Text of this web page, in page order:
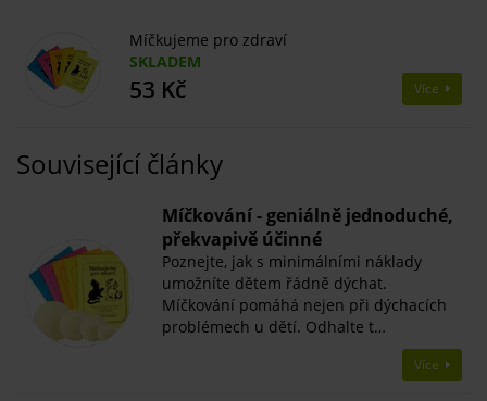
Míčkujeme pro zdraví
SKLADEM
53 Kč Více
Související články
Míčkování - geniálně jednoduché,
překvapivě účinné
Poznejte, jak s minimálními náklady
umožníte dětem řádně dýchat.
Míčkování pomáhá nejen při dýchacích
problémech u dětí. Odhalte t…
Více